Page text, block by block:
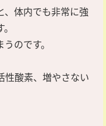
、体内でも非常に強
のです。
性酸素、増やさない